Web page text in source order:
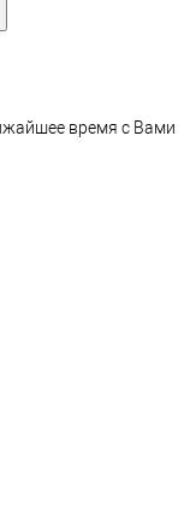
время с Вами